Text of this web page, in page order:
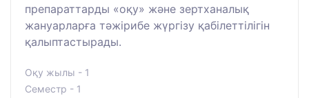
препараттарды «оқу» және зертханалық
жануарларға тәжірибе жүргізу қабілеттілігін
қалыптастырады.
Оқу жылы - 1
Семестр - 1